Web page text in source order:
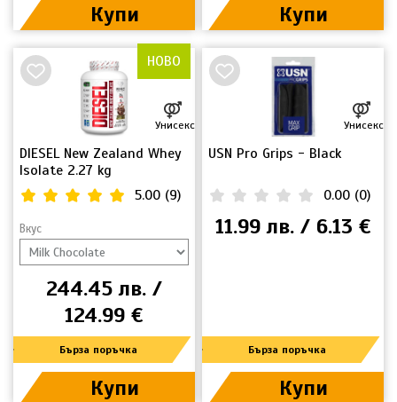
Купи Купи
НОВО
DIESEL New Zealand Whey
Isolate 2.27 kg
Унисекс
5.00 (9)
Вкус
244.45 лв. /
124.99 €
Бърза поръчка
Купи
USN Pro Grips - Black
Унисекс
0.00 (0)
11.99 лв. / 6.13 €
Бърза поръчка
Купи